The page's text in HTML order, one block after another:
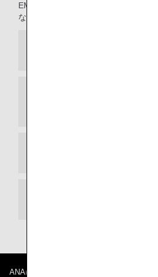
EMDの発行日から1年と30日以内で
な事項をご提示いただくことで、払
ANAについて